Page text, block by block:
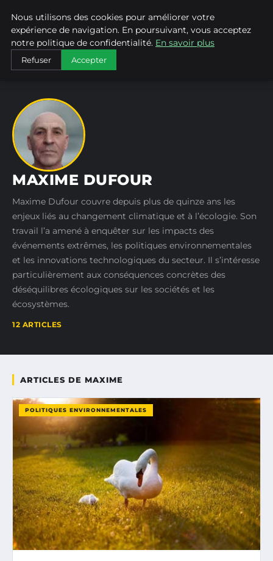
WEARECLIMATECONTROL
ACCUEIL AUTEURS MAXIME DUFOUR
MAXIME DUFOUR
Maxime Dufour couvre depuis plus de quinze ans les
enjeux liés au changement climatique et à l’écologie. Son
travail l’a amené à enquêter sur les impacts des
événements extrêmes, les politiques environnementales
et les innovations technologiques du secteur. Il s’intéresse
particulièrement aux conséquences concrètes des
déséquilibres écologiques sur les sociétés et les
écosystèmes.
12 ARTICLES
ARTICLES DE MAXIME
POLITIQUES ENVIRONNEMENTALES
Nous utilisons des cookies pour améliorer votre
expérience de navigation. En poursuivant, vous acceptez
notre politique de confidentialité. En savoir plus
Refuser Accepter